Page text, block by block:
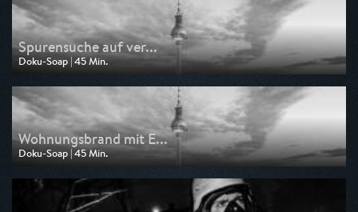
Spurensuche auf ver...
Doku-Soap | 45 Min.
Ausgestrahlt von WDR
am 04.08.2026, 16:15
Wohnungsbrand mit E...
Doku-Soap | 45 Min.
Ausgestrahlt von WDR
am 03.08.2026, 16:15